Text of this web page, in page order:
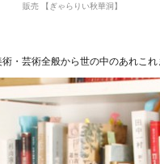
販売 【ぎゃらりい秋華洞】
芸術全般から世の中のあれこれ